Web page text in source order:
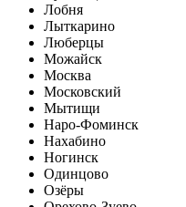
Лобня
Лыткарино
Люберцы
Можайск
Москва
Московский
Мытищи
Наро-Фоминск
Нахабино
Ногинск
Одинцово
Озёры